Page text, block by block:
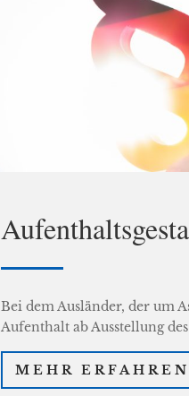
Bei dem Ausländer, der um
Aufenthalt ab Ausstellung
MEHR ERFAHREN